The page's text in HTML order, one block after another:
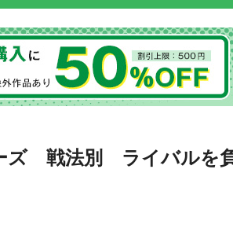
ズ 戦法別 ライバルを